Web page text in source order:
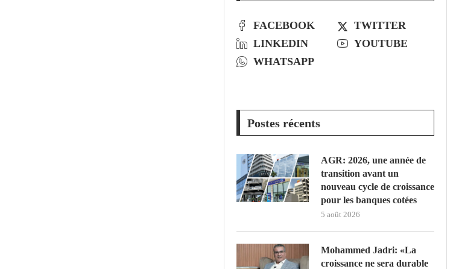
FACEBOOK
TWITTER
LINKEDIN
YOUTUBE
WHATSAPP
Postes récents
AGR: 2026, une année de
transition avant un
nouveau cycle de croissance
pour les banques cotées
5 août 2026
Mohammed Jadri: «La
croissance ne sera durable